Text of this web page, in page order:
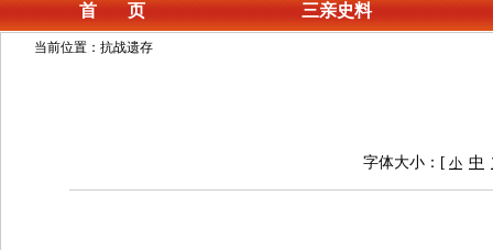
首 页 三亲史料
当前位置：抗战遗存
字体大小：[ 小 中